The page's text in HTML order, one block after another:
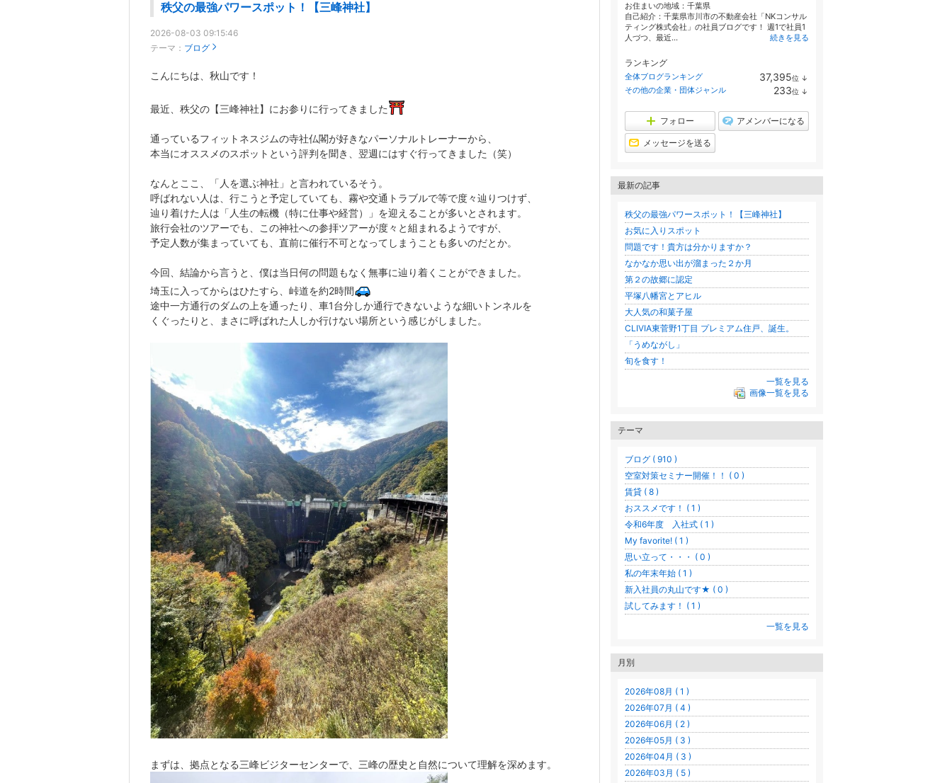
秩父の最強パワースポット！【三峰神社】
2026-08-03 09:15:46
テーマ： ブログ
こんにちは、秋山です！
最近、秩父の【三峰神社】にお参りに行ってきました
通っているフィットネスジムの寺社仏閣が好きなパーソナルトレーナーから、
本当にオススメのスポットという評判を聞き、翌週にはすぐ行ってきました（笑）
なんとここ、「人を選ぶ神社」と言われているそう。
呼ばれない人は、行こうと予定していても、霧や交通トラブルで等で度々辿りつけず、
辿り着けた人は「人生の転機（特に仕事や経営）」を迎えることが多いとされます。
旅行会社のツアーでも、この神社への参拝ツアーが度々と組まれるようですが、
予定人数が集まっていても、直前に催行不可となってしまうことも多いのだとか。
今回、結論から言うと、僕は当日何の問題もなく無事に辿り着くことができました。
埼玉に入ってからはひたすら、峠道を約2時間
途中一方通行のダムの上を通ったり、車1台分しか通行できないような細いトンネルを
くぐったりと、まさに呼ばれた人しか行けない場所という感じがしました。
まずは、拠点となる三峰ビジターセンターで、三峰の歴史と自然について理解を深めます。
お住まいの地域： 千葉県
自己紹介：千葉県市川市の不動産会社「NKコンサル
ティング株式会社」の社員ブログです！ 週1で社員1
人づつ、最近...
続きを見る
ランキング
全体ブログランキング 37,395位 ↓
ン
その他の企業・団体ジャンル 233位 ↓
フォロー アメンバーになる
メッセージを送る
最新の記事
秩父の最強パワースポット！【三峰神社】
お気に入りスポット
問題です！貴方は分かりますか？
なかなか思い出が溜まった２か月
第２の故郷に認定
平塚八幡宮とアヒル
大人気の和菓子屋
CLIVIA東菅野1丁目 プレミアム住戸、誕生。
「うめながし」
旬を食す！
一覧を見る
画像一覧を見る
テーマ
ブログ ( 910 )
空室対策セミナー開催！！ ( 0 )
賃貸 ( 8 )
おススメです！ ( 1 )
令和6年度 入社式 ( 1 )
My favorite! ( 1 )
思い立って・・・ ( 0 )
私の年末年始 ( 1 )
新入社員の丸山です★ ( 0 )
試してみます！ ( 1 )
一覧を見る
月別
2026年08月 ( 1 )
2026年07月 ( 4 )
2026年06月 ( 2 )
2026年05月 ( 3 )
2026年04月 ( 3 )
2026年03月 ( 5 )